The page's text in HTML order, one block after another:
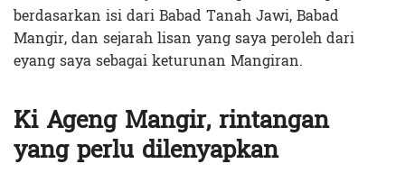
berdasarkan isi dari Babad Tanah Jawi, Babad
Mangir, dan sejarah lisan yang saya peroleh dari
eyang saya sebagai keturunan Mangiran.
Ki Ageng Mangir, rintangan
yang perlu dilenyapkan